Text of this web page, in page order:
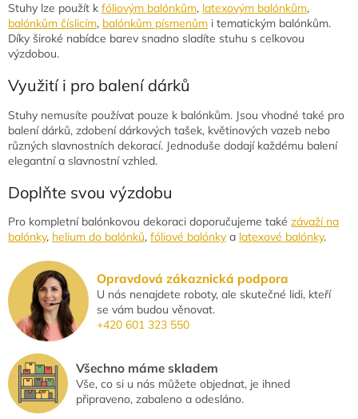
Stuhy lze použít k fóliovým balónkům, latexovým balónkům,
balónkům číslicím, balónkům písmenům i tematickým balónkům.
Díky široké nabídce barev snadno sladíte stuhu s celkovou
výzdobou.
Využití i pro balení dárků
Stuhy nemusíte používat pouze k balónkům. Jsou vhodné také pro
balení dárků, zdobení dárkových tašek, květinových vazeb nebo
různých slavnostních dekorací. Jednoduše dodají každému balení
elegantní a slavnostní vzhled.
Doplňte svou výzdobu
Pro kompletní balónkovou dekoraci doporučujeme také závaží na
balónky, helium do balónků, fóliové balónky a latexové balónky.
Opravdová zákaznická podpora
U nás nenajdete roboty, ale skutečné lidi, kteří
se vám budou věnovat.
+420 601 323 550
Všechno máme skladem
Vše, co si u nás můžete objednat, je ihned
připraveno, zabaleno a odesláno.